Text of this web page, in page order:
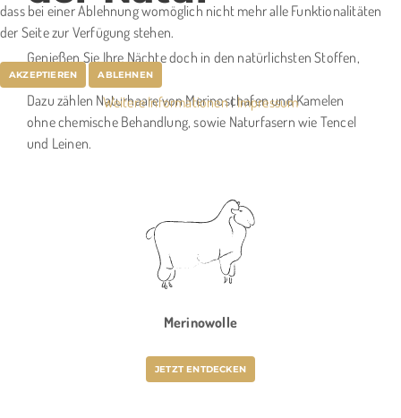
Genießen Sie Ihre Nächte doch in den natürlichsten Stoffen,
die uns die Natur gibt.
Dazu zählen Naturhaare von Merinoschafen und Kamelen
ohne chemische Behandlung, sowie Naturfasern wie Tencel
und Leinen.
Merinowolle
JETZT ENTDECKEN
dass bei einer Ablehnung womöglich nicht mehr alle Funktionalitäten
der Seite zur Verfügung stehen.
AKZEPTIEREN ABLEHNEN
Weitere Informationen|Impressum